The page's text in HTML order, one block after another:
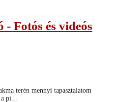
- Fotós és videós
terén mennyi tapasztalatom
pi...